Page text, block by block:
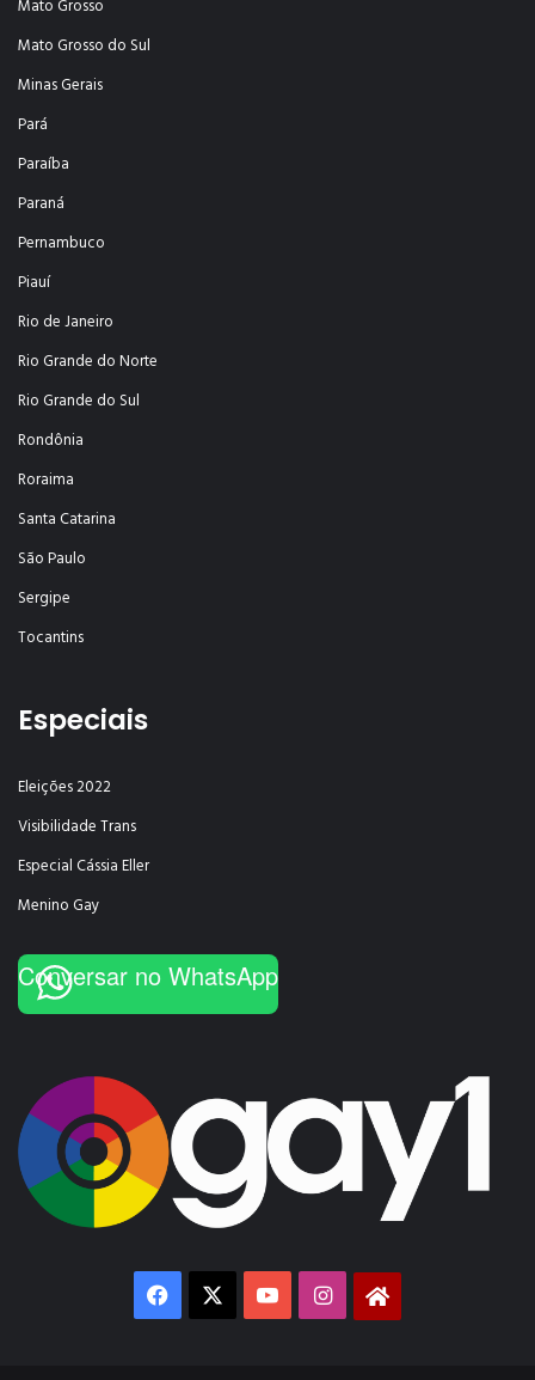
Mato Grosso
Mato Grosso do Sul
Minas Gerais
Pará
Paraíba
Paraná
Pernambuco
Piauí
Rio de Janeiro
Rio Grande do Norte
Rio Grande do Sul
Rondônia
Roraima
Santa Catarina
São Paulo
Sergipe
Tocantins
Especiais
Eleições 2022
Visibilidade Trans
Especial Cássia Eller
Menino Gay
Conversar no WhatsApp
Facebook YouTubeInstagramGay1